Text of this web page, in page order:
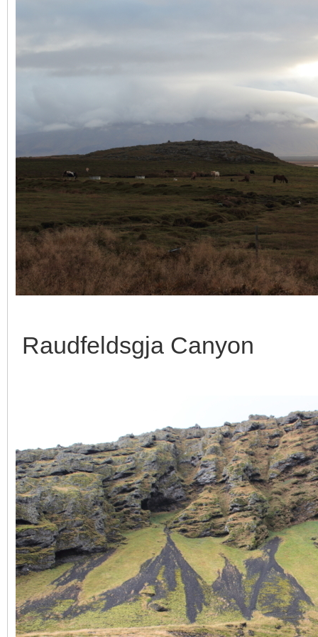
Raudfeldsgja Canyon